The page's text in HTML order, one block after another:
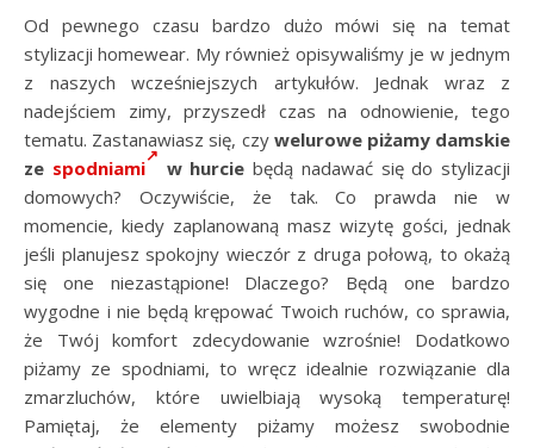
Od pewnego czasu bardzo dużo mówi się na temat
stylizacji homewear. My również opisywaliśmy je w jednym
z naszych wcześniejszych artykułów. Jednak wraz z
nadejściem zimy, przyszedł czas na odnowienie, tego
tematu. Zastanawiasz się, czy welurowe piżamy damskie
ze spodniami w hurcie będą nadawać się do stylizacji
domowych? Oczywiście, że tak. Co prawda nie w
momencie, kiedy zaplanowaną masz wizytę gości, jednak
jeśli planujesz spokojny wieczór z druga połową, to okażą
się one niezastąpione! Dlaczego? Będą one bardzo
wygodne i nie będą krępować Twoich ruchów, co sprawia,
że Twój komfort zdecydowanie wzrośnie! Dodatkowo
piżamy ze spodniami, to wręcz idealnie rozwiązanie dla
zmarzluchów, które uwielbiają wysoką temperaturę!
Pamiętaj, że elementy piżamy możesz swobodnie